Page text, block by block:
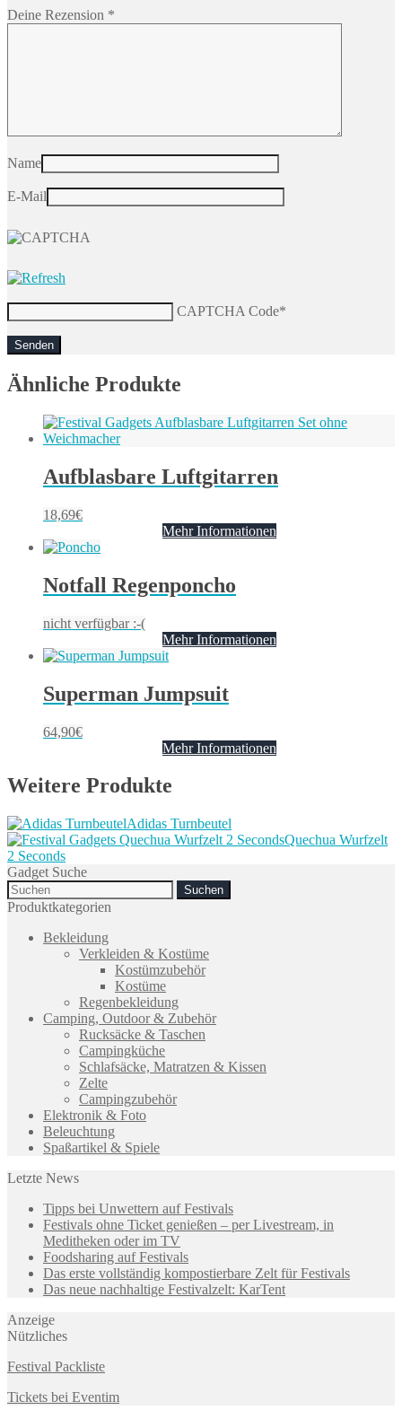
Deine Rezension *
Name
E-Mail
CAPTCHA Code*
Ähnliche Produkte
Aufblasbare Luftgitarren
18,69€
Mehr Informationen
Notfall Regenponcho
nicht verfügbar :-(
Mehr Informationen
Superman Jumpsuit
64,90€
Mehr Informationen
Weitere Produkte
Adidas Turnbeutel
Quechua Wurfzelt
2 Seconds
Gadget Suche
Search
for:
Produktkategorien
Bekleidung
Verkleiden & Kostüme
Kostümzubehör
Kostüme
Regenbekleidung
Camping, Outdoor & Zubehör
Rucksäcke & Taschen
Campingküche
Schlafsäcke, Matratzen & Kissen
Zelte
Campingzubehör
Elektronik & Foto
Beleuchtung
Spaßartikel & Spiele
Letzte News
Tipps bei Unwettern auf Festivals
Festivals ohne Ticket genießen – per Livestream, in
Meditheken oder im TV
Foodsharing auf Festivals
Das erste vollständig kompostierbare Zelt für Festivals
Das neue nachhaltige Festivalzelt: KarTent
Anzeige
Nützliches
Festival Packliste
Tickets bei Eventim